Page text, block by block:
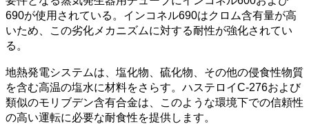
690が使用されている。インコネル690はクロム含有量が高
いため、この劣化メカニズムに対する耐性が強化されてい
る。
地熱発電システムは、塩化物、硫化物、その他の侵食性物質
を含む高温の塩水に材料をさらす。ハステロイC-276および
類似のモリブデン含有合金は、このような環境下での信頼性
の高い運転に必要な耐食性を提供します。